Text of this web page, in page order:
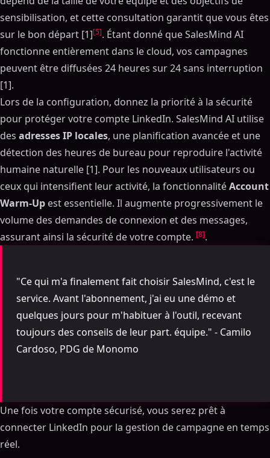
sensibilisation, et cette consultation garantit que vous êtes
sur le bon départ [1][5]. Étant donné que SalesMind AI
fonctionne entièrement dans le cloud, vos campagnes
peuvent être diffusées 24 heures sur 24 sans interruption
[1].
Lors de la configuration, donnez la priorité à la sécurité
pour protéger votre compte LinkedIn. SalesMind AI utilise
des adresses IP locales, une planification avancée et une
détection des heures de bureau pour reproduire l'activité
humaine naturelle [1]. Pour les nouveaux utilisateurs ou
ceux qui intensifient leur activité, la fonctionnalitéAccount
Warm-Up est essentielle. Il augmente progressivement le
volume des demandes de connexion et des messages,
assurant ainsi la sécurité de votre compte. [8].
"Ce qui m'a finalement fait choisir SalesMind, c'est le
service. Avant l'abonnement, j'ai eu une démo et
quelques jours pour m'habituer à l'outil, recevant
toujours des conseils de leur part. équipe." - Camilo
Cardoso, PDG de Monomo
Une fois votre compte sécurisé, vous serez prêt à
connecter LinkedIn pour la gestion de campagne en temps
réel.